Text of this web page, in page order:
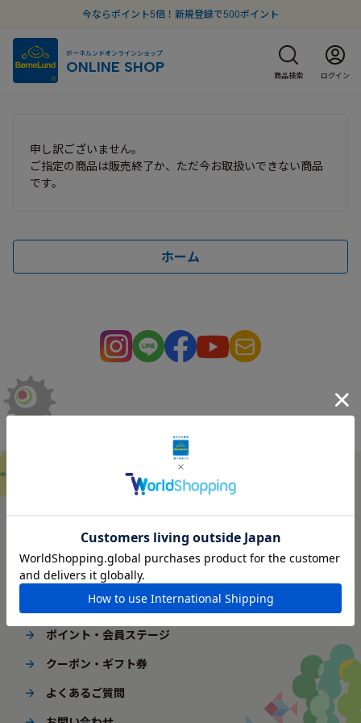
今ならポイント5倍！新規登録で500ポイント
ボーネルンドオンラインショップ
ONLINE SHOP 商品検索 ログイン
申し訳ございません。
ご指定の商品は販売終了か、ただ今お取扱いできない商品
です。
ホーム
ご利用ガイド
はじめてご利用の方へ
配送・送料
ギフト包装
ポイント・会員ステージ
クーポン・ギフト券
よくあるご質問